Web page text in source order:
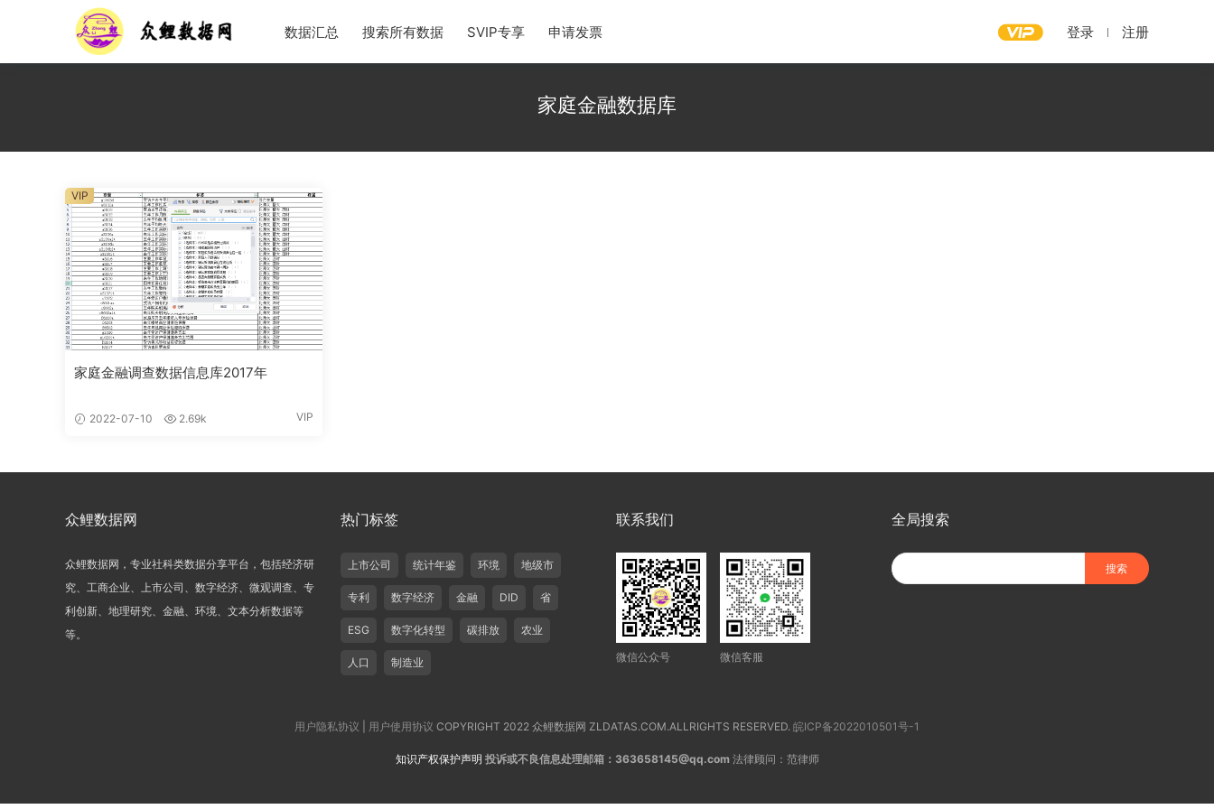
数据汇总 搜索所有数据 SVIP专享 申请发票 登录 注册
家庭金融数据库
家庭金融调查数据信息库2017年
2022-07-10 2.69k VIP
VIP
众鲤数据网
众鲤数据网，专业社科类数据分享平台，包括经济研
究、工商企业、上市公司、数字经济、微观调查、专
利创新、地理研究、金融、环境、文本分析数据等
等。
热门标签
上市公司 统计年鉴 环境 地级市
专利 数字经济 金融 DID 省
ESG 数字化转型 碳排放 农业
人口 制造业
联系我们
微信公众号 微信客服
全局搜索
用户隐私协议 用户使用协议 COPYRIGHT 2022 众鲤数据网 ZLDATAS.COM.ALLRIGHTS RESERVED. 皖ICP备2022010501号-1
知识产权保护声明 投诉或不良信息处理邮箱：363658145@qq.com 法律顾问：范律师